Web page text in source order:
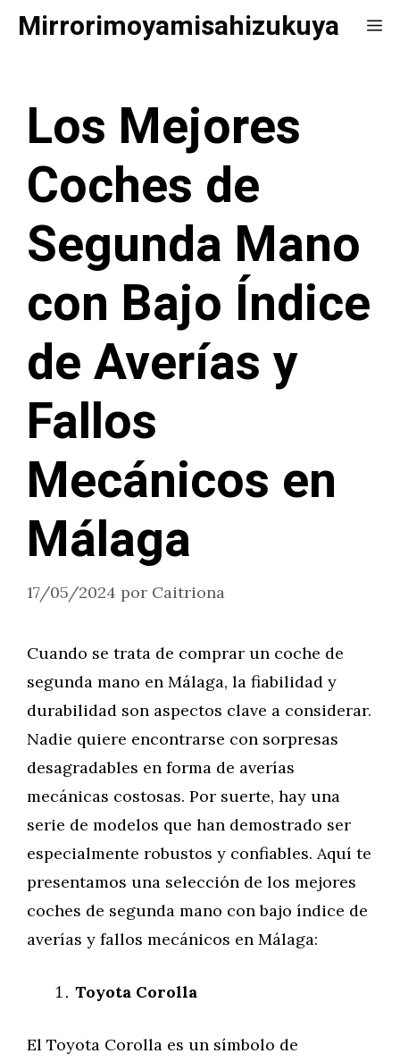
Saltar
Mirrorimoyamisahizukuya
Los Mejores
Coches de
Segunda Mano
con Bajo Índice
de Averías y
Fallos
Mecánicos en
Málaga
17/05/2024 por Caitriona
Cuando se trata de comprar un coche de
segunda mano en Málaga, la fiabilidad y
durabilidad son aspectos clave a considerar.
Nadie quiere encontrarse con sorpresas
desagradables en forma de averías
mecánicas costosas. Por suerte, hay una
serie de modelos que han demostrado ser
especialmente robustos y confiables. Aquí te
presentamos una selección de los mejores
coches de segunda mano con bajo índice de
averías y fallos mecánicos en Málaga:
Toyota Corolla
El Toyota Corolla es un símbolo de